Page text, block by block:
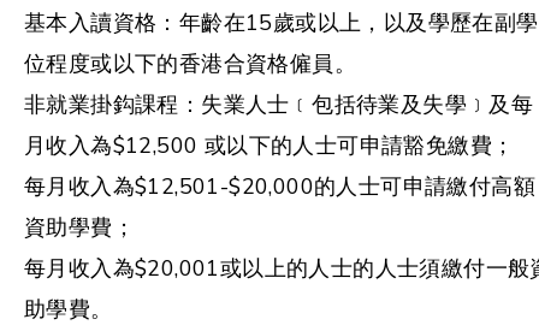
基本入讀資格：年齡在15歲或以上，以及學歷在副學
位程度或以下的香港合資格僱員。
非就業掛鈎課程：失業人士﹝包括待業及失學﹞及每
月收入為$12,500 或以下的人士可申請豁免繳費；
每月收入為$12,501-$20,000的人士可申請繳付高額
資助學費；
每月收入為$20,001或以上的人士的人士須繳付一般
助學費。